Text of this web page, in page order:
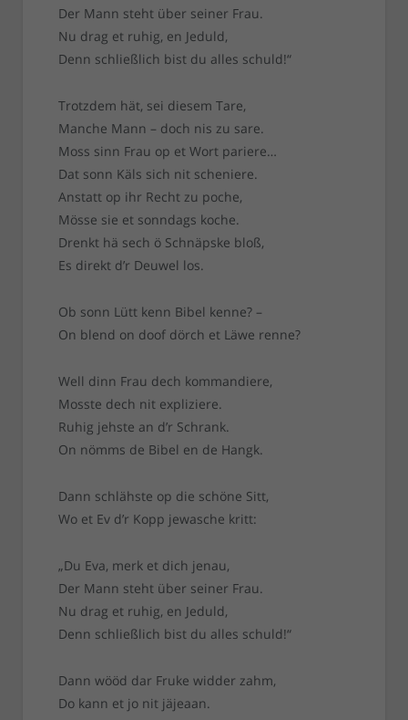
Der Mann steht über seiner Frau.
Nu drag et ruhig, en Jeduld,
Denn schließlich bist du alles schuld!“
Trotzdem hät, sei diesem Tare,
Manche Mann – doch nis zu sare.
Moss sinn Frau op et Wort pariere…
Dat sonn Käls sich nit scheniere.
Anstatt op ihr Recht zu poche,
Mösse sie et sonndags koche.
Drenkt hä sech ö Schnäpske bloß,
Es direkt d’r Deuwel los.
Ob sonn Lütt kenn Bibel kenne? –
On blend on doof dörch et Läwe renne?
Well dinn Frau dech kommandiere,
Mosste dech nit expliziere.
Ruhig jehste an d’r Schrank.
On nömms de Bibel en de Hangk.
Dann schlähste op die schöne Sitt,
Wo et Ev d’r Kopp jewasche kritt:
„Du Eva, merk et dich jenau,
Der Mann steht über seiner Frau.
Nu drag et ruhig, en Jeduld,
Denn schließlich bist du alles schuld!“
Dann wööd dar Fruke widder zahm,
Do kann et jo nit jäjeaan.